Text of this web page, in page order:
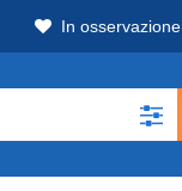
In osservazione